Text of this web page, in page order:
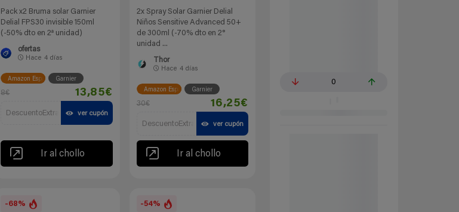
Pack x2 Bruma solar Garnier
Delial FPS30 invisible 150ml
(-50% dto en 2ª unidad)
ofertas
Hace 4 días
Amazon España Garnier
8€ 13,85€
DescuentoExtra ver cupón
Ir al chollo
2x Spray Solar Garnier Delial
Niños Sensitive Advanced 50+
de 300ml (-70% dto en 2°
unidad ...
Thor
Hace 4 días
Amazon España Garnier
30€ 16,25€
DescuentoExtra ver cupón
Ir al chollo
-68% -54%
0